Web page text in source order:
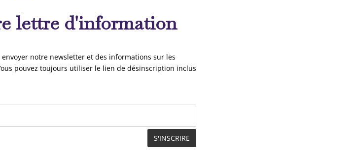
lettre d'information
notre newsletter et des informations sur les
pouvez toujours utiliser le lien de désinscription inclus